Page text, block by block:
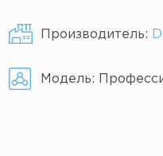
Производитель:
Модель: